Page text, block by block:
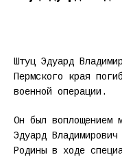
Штуц Эдуард
Пермского края
военной операции.
Он был воплощением
Эдуард
Родины в ходе